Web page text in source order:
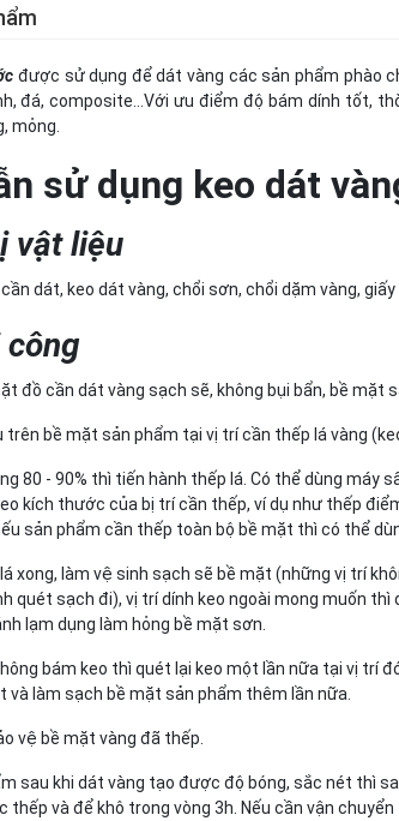
được sử dụng để dát vàng các sản phẩm phào
đá, composite...Với ưu điểm độ bám dính tốt,
mỏng.
sử dụng keo dát
vật liệu
dát, keo dát vàng, chổi sơn, chổi dặm vàng, giấy
công
đồ cần dát vàng sạch sẽ, không bụi bẩn, bề mặt
trên bề mặt sản phẩm tại vị trí cần thếp lá vàng
80 - 90% thì tiến hành thếp lá. Có thể dùng máy
kích thước của bị trí cần thếp, ví dụ như thếp
sản phẩm cần thếp toàn bộ bề mặt thì có thể
xong, làm vệ sinh sạch sẽ bề mặt (những vị trí
quét sạch đi), vị trí dính keo ngoài mong muốn
lạm dụng làm hỏng bề mặt sơn.
bám keo thì quét lại keo một lần nữa tại vị trí
và làm sạch bề mặt sản phẩm thêm lần nữa.
vệ bề mặt vàng đã thếp.
sau khi dát vàng tạo được độ bóng, sắc nét thì
thếp và để khô trong vòng 3h. Nếu cần vận chuyển